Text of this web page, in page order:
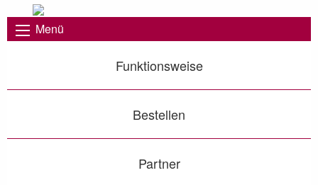
Menü
Funktionsweise
Bestellen
Partner